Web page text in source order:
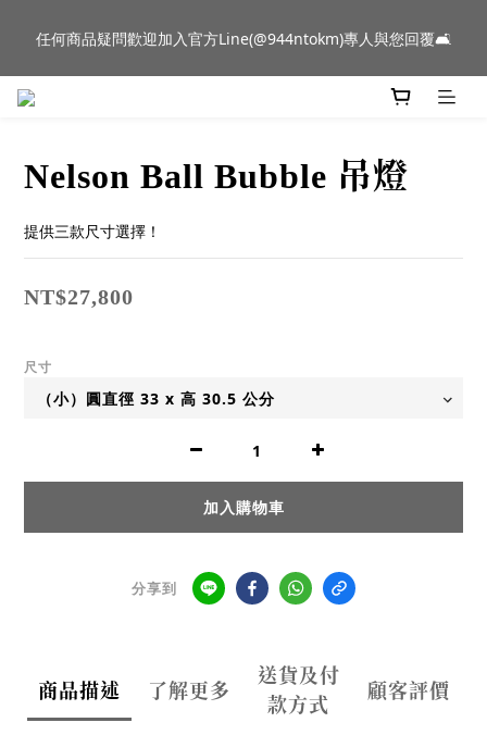
群門市展示中✨
任何商品疑問歡迎加入官方Line(@944ntokm)專人與您回覆🛋️
新品到貨｜日本燈具品牌 Ambientec 年度新品 Barcarolle 臺中樂
Nelson Ball Bubble 吊燈
提供三款尺寸選擇！
NT$27,800
尺寸
加入購物車
分享到
商品描述 了解更多
送貨及付
款方式
顧客評價